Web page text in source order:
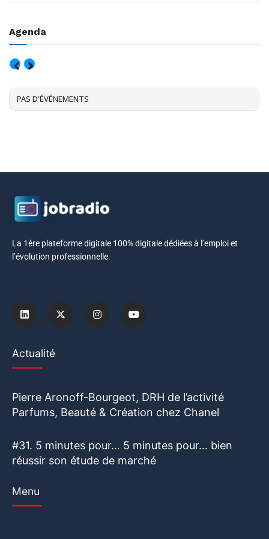
Agenda
PAS D'ÉVÉNEMENTS
La 1ère plateforme digitale 100% digitale dédiées à l’emploi et
l’évolution professionnelle.
Actualité
Pierre Aronoff-Bourgeot, DRH de l’activité
Parfums, Beauté & Création chez Chanel
#31. 5 minutes pour… 5 minutes pour… bien
réussir son étude de marché
Menu